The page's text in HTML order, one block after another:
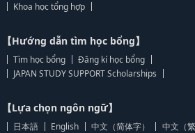
Khoa học tổng hợp
【Hướng dẫn tìm học bổng】
Tìm học bổng
Đăng kí học bổng
JAPAN STUDY SUPPORT Scholarships
【Lựa chọn ngôn ngữ】
日本語 English 中文（简体字） 中文（